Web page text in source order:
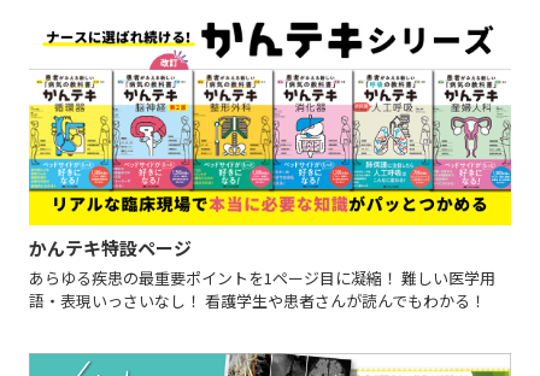
かんテキ特設ページ
あらゆる疾患の最重要ポイントを1ページ目に凝縮！ 難しい医学用
語・表現いっさいなし！ 看護学生や患者さんが読んでもわかる！